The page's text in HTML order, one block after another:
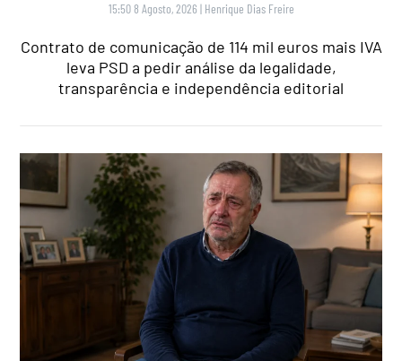
15:50 8 Agosto, 2026 | Henrique Dias Freire
Contrato de comunicação de 114 mil euros mais IVA
leva PSD a pedir análise da legalidade,
transparência e independência editorial